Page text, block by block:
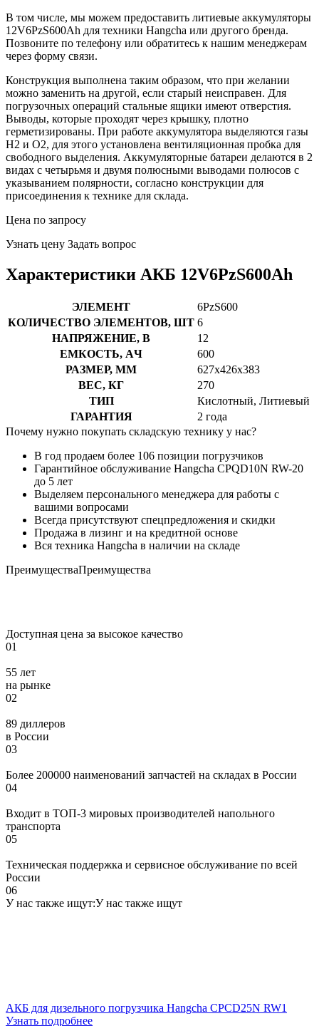
В том числе, мы можем предоставить литиевые аккумуляторы
12V6PzS600Ah для техники Hangcha или другого бренда.
Позвоните по телефону или обратитесь к нашим менеджерам
через форму связи.
Конструкция выполнена таким образом, что при желании
можно заменить на другой, если старый неисправен. Для
погрузочных операций стальные ящики имеют отверстия.
Выводы, которые проходят через крышку, плотно
герметизированы. При работе аккумулятора выделяются газы
H2 и О2, для этого установлена вентиляционная пробка для
свободного выделения. Аккумуляторные батареи делаются в 2
видах с четырьмя и двумя полюсными выводами полюсов с
указыванием полярности, согласно конструкции для
присоединения к технике для склада.
Цена по запросу
Узнать цену Задать вопрос
Характеристики АКБ 12V6PzS600Ah
ЭЛЕМЕНТ
6PzS600
КОЛИЧЕСТВО ЭЛЕМЕНТОВ, ШТ 6
НАПРЯЖЕНИЕ, В
12
ЕМКОСТЬ, AЧ
600
РАЗМЕР, ММ
627x426x383
ВЕС, КГ
270
ТИП
Кислотный, Литиевый
ГАРАНТИЯ
2 года
Почему нужно покупать складскую технику у нас?
В год продаем более 106 позиции погрузчиков
Гарантийное обслуживание Hangcha CPQD10N RW-20
до 5 лет
Выделяем персонального менеджера для работы с
вашими вопросами
Всегда присутствуют спецпредложения и скидки
Продажа в лизинг и на кредитной основе
Вся техника Hangcha в наличии на складе
ПреимуществаПреимущества
Доступная цена за высокое качество
01
55 лет
на рынке
02
89 диллеров
в России
03
Более 200000 наименований запчастей на складах в России
04
Входит в ТОП-3 мировых производителей напольного
транспорта
05
Техническая поддержка и сервисное обслуживание по всей
России
06
У нас также ищут:У нас также ищут
АКБ для дизельного погрузчика Hangcha CPCD25N RW1
Узнать подробнее